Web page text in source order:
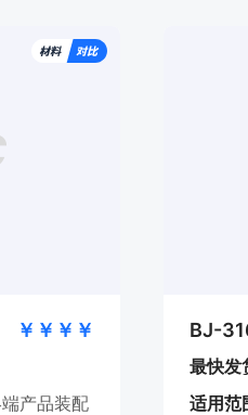
￥￥￥￥
产品装配
BJ-
最快发
适用范